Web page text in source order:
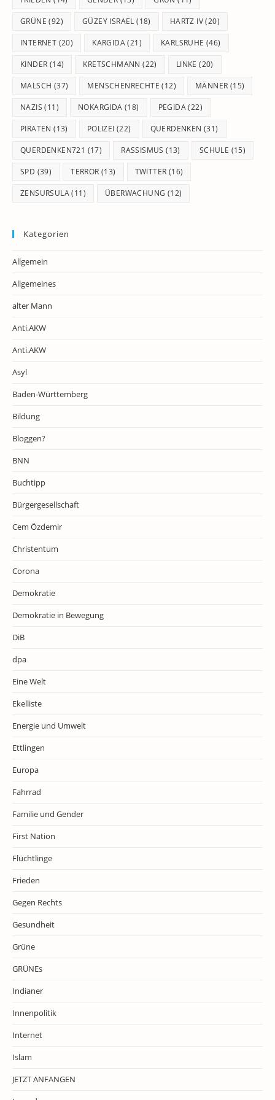
GRÜNE (92) GÜZEY ISRAEL (18) HARTZ IV(20)
INTERNET (20) KARGIDA(21) KARLSRUHE (46)
KINDER (14) KRETSCHMANN (22) LINKE (20)
MALSCH (37) MENSCHENRECHTE (12) MÄNNER (15)
NAZIS (11) NOKARGIDA (18) PEGIDA(22)
PIRATEN (13) POLIZEI (22) QUERDENKEN (31)
QUERDENKEN721 (17) RASSISMUS (13) SCHULE (15)
SPD (39) TERROR (13) TWITTER (16)
ZENSURSULA(11) ÜBERWACHUNG (12)
Kategorien
Allgemein
Allgemeines
alter Mann
Anti.AKW
Anti.AKW
Asyl
Baden-Württemberg
Bildung
Bloggen?
BNN
Buchtipp
Bürgergesellschaft
Cem Özdemir
Christentum
Corona
Demokratie
Demokratie in Bewegung
DiB
dpa
Eine Welt
Ekelliste
Energie und Umwelt
Ettlingen
Europa
Fahrrad
Familie und Gender
First Nation
Flüchtlinge
Frieden
Gegen Rechts
Gesundheit
Grüne
GRÜNEs
Indianer
Innenpolitik
Internet
Islam
JETZT ANFANGEN